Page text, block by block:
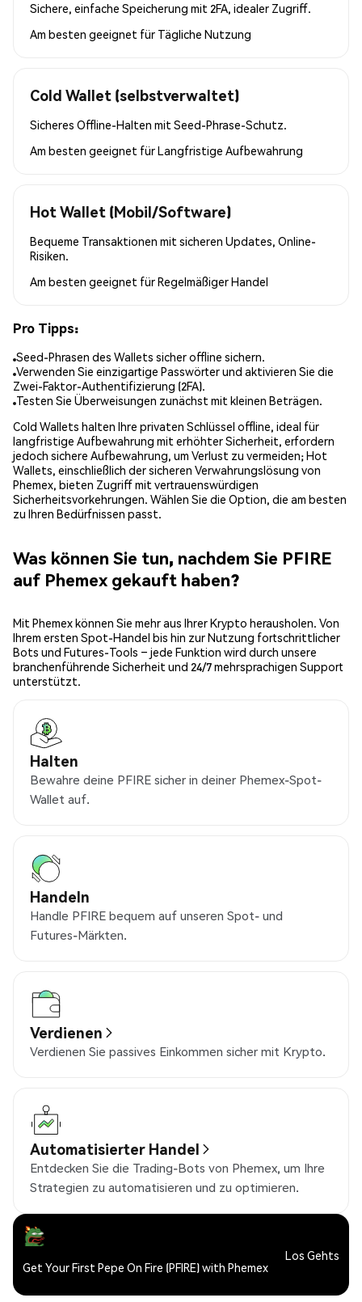
Sichere, einfache Speicherung mit 2FA, idealer Zugriff.
Am besten geeignet für Tägliche Nutzung
Cold Wallet (selbstverwaltet)
Sicheres Offline-Halten mit Seed-Phrase-Schutz.
Am besten geeignet fürLangfristige Aufbewahrung
Hot Wallet (Mobil/Software)
Bequeme Transaktionen mit sicheren Updates, Online-
Risiken.
Am besten geeignet fürRegelmäßiger Handel
Pro Tipps:
Seed-Phrasen des Wallets sicher offline sichern.
Verwenden Sie einzigartige Passwörter und aktivieren Sie die
Zwei-Faktor-Authentifizierung (2FA).
Testen Sie Überweisungen zunächst mit kleinen Beträgen.
Cold Wallets halten Ihre privaten Schlüssel offline, ideal für
langfristige Aufbewahrung mit erhöhter Sicherheit, erfordern
jedoch sichere Aufbewahrung, um Verlust zu vermeiden; Hot
Wallets, einschließlich der sicheren Verwahrungslösung von
Phemex, bieten Zugriff mit vertrauenswürdigen
Sicherheitsvorkehrungen. Wählen Sie die Option, die am besten
zu Ihren Bedürfnissen passt.
Was können Sie tun, nachdem Sie PFIRE
auf Phemex gekauft haben?
Mit Phemex können Sie mehr aus Ihrer Krypto herausholen. Von
Ihrem ersten Spot-Handel bis hin zur Nutzung fortschrittlicher
Bots und Futures-Tools – jede Funktion wird durch unsere
branchenführende Sicherheit und 24/7 mehrsprachigen Support
unterstützt.
Halten
Bewahre deine PFIRE sicher in deiner Phemex-Spot-
Wallet auf.
Handeln
Handle PFIRE bequem auf unseren Spot- und
Futures-Märkten.
Verdienen
Verdienen Sie passives Einkommen sicher mit Krypto.
Automatisierter Handel
Entdecken Sie die Trading-Bots von Phemex, um Ihre
Strategien zu automatisieren und zu optimieren.
Get Your First Pepe On Fire (PFIRE) with Phemex
Los Gehts